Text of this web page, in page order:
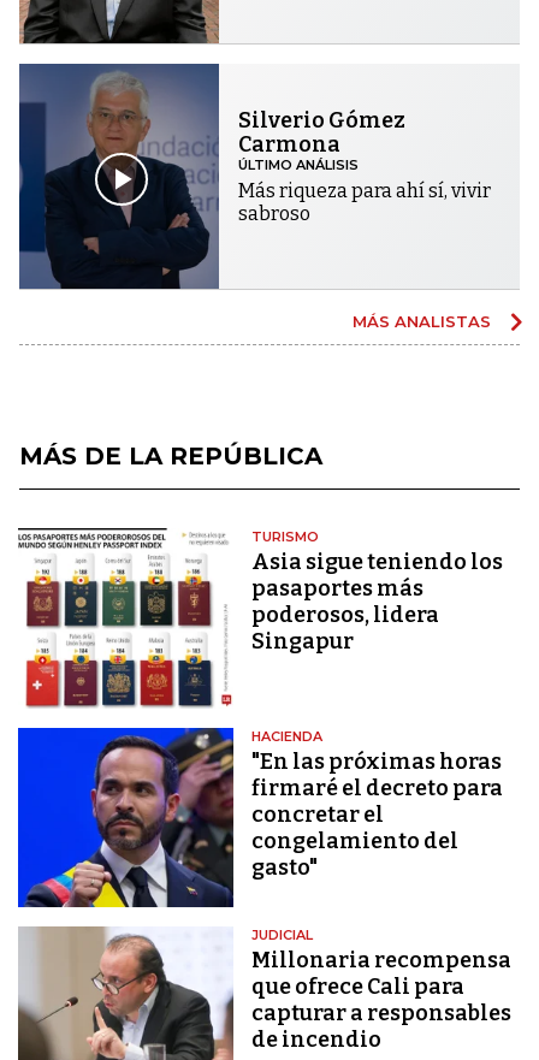
Silverio Gómez
Carmona
ÚLTIMO ANÁLISIS
Más riqueza para ahí sí, vivir
sabroso
MÁS ANALISTAS
MÁS DE LA REPÚBLICA
TURISMO
Asia sigue teniendo los
pasaportes más
poderosos, lidera
Singapur
HACIENDA
"En las próximas horas
firmaré el decreto para
concretar el
congelamiento del
gasto"
JUDICIAL
Millonaria recompensa
que ofrece Cali para
capturar a responsables
de incendio